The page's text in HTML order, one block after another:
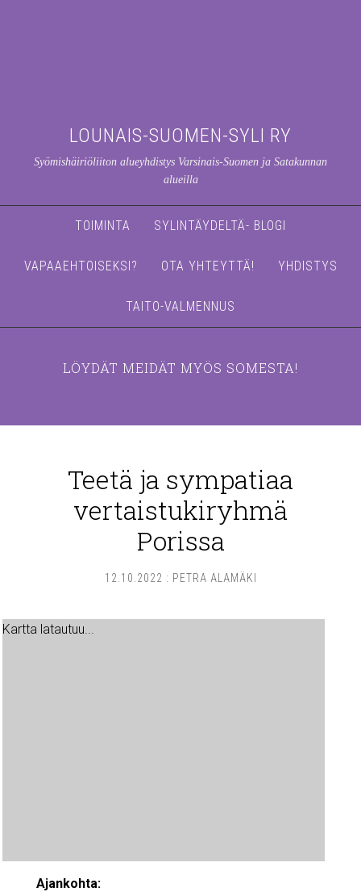
LOUNAIS-SUOMEN-SYLI RY
Syömishäiriöliiton alueyhdistys Varsinais-Suomen ja Satakunnan
alueilla
TOIMINTA SYLINTÄYDELTÄ- BLOGI
VAPAAEHTOISEKSI? OTA YHTEYTTÄ! YHDISTYS
TAITO-VALMENNUS
LÖYDÄT MEIDÄT MYÖS SOMESTA!
Teetä ja sympatiaa
vertaistukiryhmä
Porissa
12.10.2022 : PETRA ALAMÄKI
Kartta latautuu...
Ajankohta: